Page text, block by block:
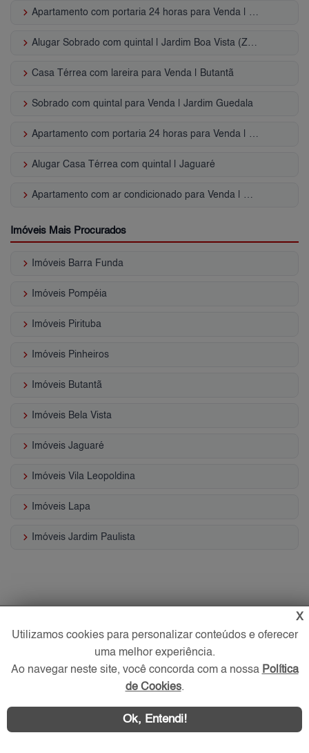
keyboard_arrow_right Apartamento com portaria 24 horas para Venda | Pirituba
keyboard_arrow_right Alugar Sobrado com quintal | Jardim Boa Vista (Zona Oeste)
keyboard_arrow_right Casa Térrea com lareira para Venda | Butantã
keyboard_arrow_right Sobrado com quintal para Venda | Jardim Guedala
keyboard_arrow_right Apartamento com portaria 24 horas para Venda | Parque São Domingos
keyboard_arrow_right Alugar Casa Térrea com quintal | Jaguaré
keyboard_arrow_right Apartamento com ar condicionado para Venda | City América
Imóveis Mais Procurados
keyboard_arrow_right Imóveis Barra Funda
keyboard_arrow_right Imóveis Pompéia
keyboard_arrow_right Imóveis Pirituba
keyboard_arrow_right Imóveis Pinheiros
keyboard_arrow_right Imóveis Butantã
keyboard_arrow_right Imóveis Bela Vista
keyboard_arrow_right Imóveis Jaguaré
keyboard_arrow_right Imóveis Vila Leopoldina
keyboard_arrow_right Imóveis Lapa
keyboard_arrow_right Imóveis Jardim Paulista
X
Utilizamos cookies para personalizar conteúdos e oferecer
uma melhor experiência.
Ao navegar neste site, você concorda com a nossa Política
de Cookies.
Ok, Entendi!